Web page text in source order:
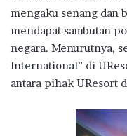
mengaku senang dan
mendapat sambutan
negara. Menurutnya,
International” di
antara pihak UResort